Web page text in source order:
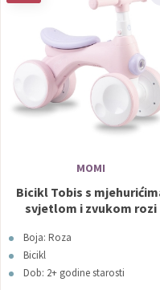
MOMI
Bicikl Tobis s
svjetlom i zvukom rozi
Boja: Roza
Bicikl
Dob: 2+ godine starosti